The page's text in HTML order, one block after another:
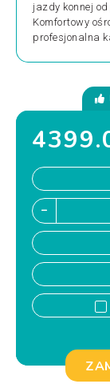
jazdy konnej
Komfortowy
profesjonalna